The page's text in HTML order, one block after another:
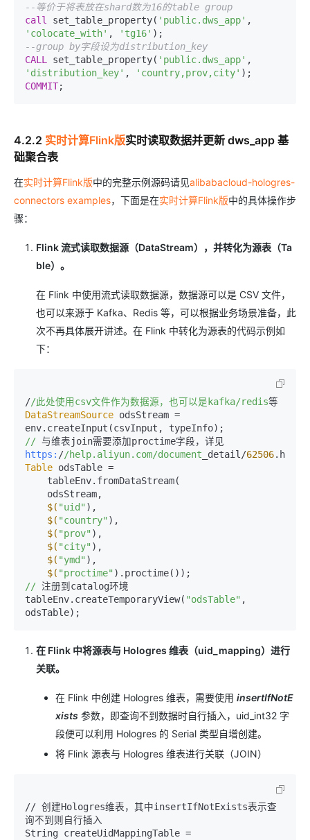
--等价于将表放在shard数为16的table group
call
set_table_property( 'public.dws_app'
'colocate_with' , 'tg16'
--group by字段设为distribution_key
CALL
set_table_property( 'public.dws_app'
'distribution_key' , 'country,prov,city'
COMMIT;
4.2.2 实时计算Flink版实时读取数据并更新 dws_app 基
础聚合表
在实时计算Flink版中的完整示例源码请见alibabacloud-hologres-
connectors examples，下面是在实时计算Flink版中的具体操作步
骤：
Flink 流式读取数据源（DataStream），并转化为源表（Ta
ble）。
在 Flink 中使用流式读取数据源，数据源可以是 CSV 文件，
也可以来源于 Kafka、Redis 等，可以根据业务场景准备，此
次不再具体展开讲述。在 Flink 中转化为源表的代码示例如
下：
//此处使用csv文件作为数据源，也可以是kafka/redis
DataStreamSource odsStream =
// 与维表join需要添加proctime字段，详见
https: //help.aliyun.com/document _detail/62506
Table odsTable =
$( "uid" ),
$( "country" ),
$( "prov" ),
$( "city" ),
$( "ymd" ),
$( "proctime"
// 注册到catalog环境
tableEnv.createTemporaryView( "odsTable" ,
odsTable);
在 Flink 中将源表与 Hologres 维表（uid_mapping）进行
关联。
在 Flink 中创建 Hologres 维表，需要使用 insertIfNotE
xists 参数，即查询不到数据时自行插入，uid_int32 字
段便可以利用 Hologres 的 Serial 类型自增创建。
将 Flink 源表与 Hologres 维表进行关联（JOIN）
// 创建Hologres维表，其中insertIfNotExists表示查
询不到则自行插入
String createUidMappingTable =